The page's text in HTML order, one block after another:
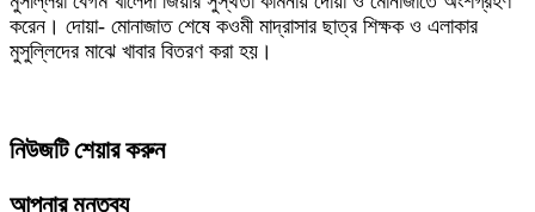
করেন। দোয়া- মোনাজাত শেষে কওমী মাদ্রাসার ছাত্র শিক্ষক ও এলাকার
মুসুল্লিদের মাঝে খাবার বিতরণ করা হয়।
নিউজটি শেয়ার করুন
আপনার মন্তব্য